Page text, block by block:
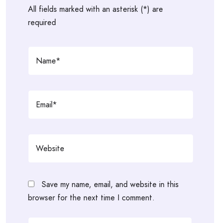
All fields marked with an asterisk (*) are
required
Save my name, email, and website in this
browser for the next time I comment.